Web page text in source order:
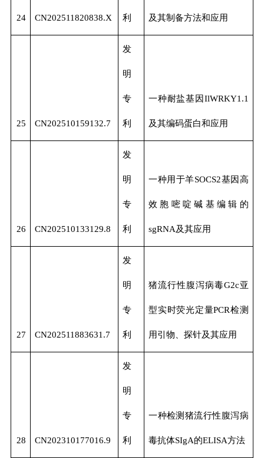
24 CN202511820838.X 利 及其制备方法和应用
25 CN202510159132.7
发
明
专
利
一种耐盐基因IlWRKY1.1
及其编码蛋白和应用
26 CN202510133129.8
发
明
专
利
一种用于羊SOCS2基因高
效胞嘧啶碱基编辑的
sgRNA及其应用
27 CN202511883631.7
发
明
专
利
猪流行性腹泻病毒G2c亚
型实时荧光定量PCR检测
用引物、探针及其应用
28 CN202310177016.9
发
明
专
利
一种检测猪流行性腹泻病
毒抗体SIgA的ELISA方法